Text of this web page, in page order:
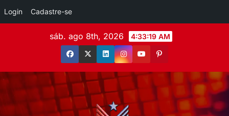
Login Cadastre-se
sáb. ago 8th, 2026 4:33:20 AM